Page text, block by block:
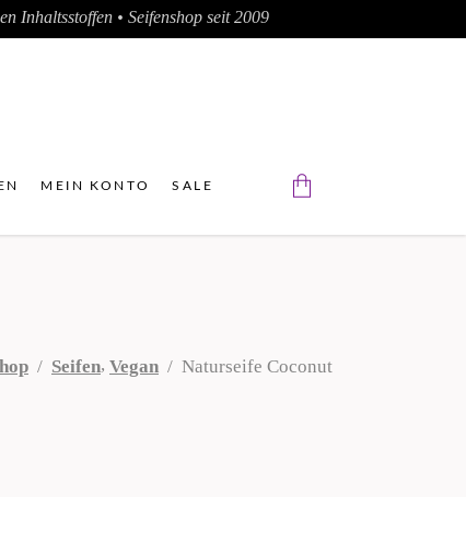
Inhaltsstoffen • Seifenshop seit 2009
MEIN KONTO SALE
/ Seifen, Vegan / Naturseife Coconut